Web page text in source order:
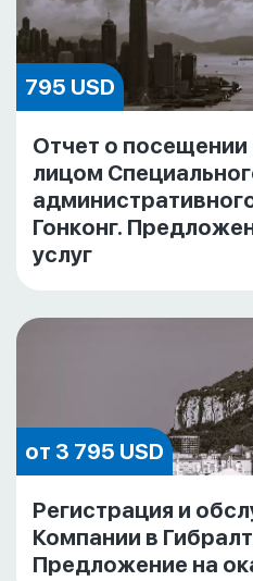
795 USD
Отчет о
лицом
Гонконг.
услуг
от 3 795 USD
Регистрация и
Компании в
Предложение на